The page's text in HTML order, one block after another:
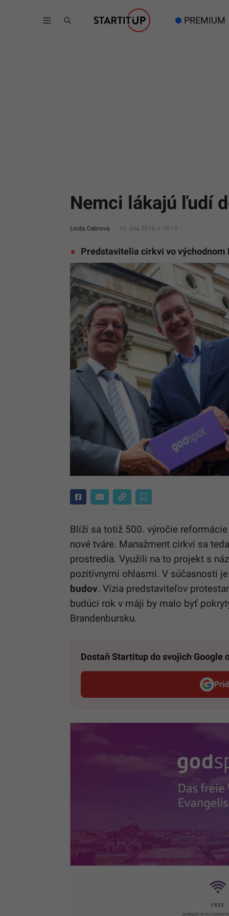
PREMIUM
Nemci lákajú ľudí
Linda Cebrová 10. júla 2016 o 18:15
Predstavitelia cirkvi vo východnom
Blíži sa totiž 500. výročie
nové tváre. Manažment cirkvi sa
prostredia. Využili na to projekt s
pozitívnymi ohlasmi. V súčasnosti
budov. Vízia predstaviteľov
budúci rok v máji by malo byť
Brandenbursku.
Dostaň Startitup do svojich Google